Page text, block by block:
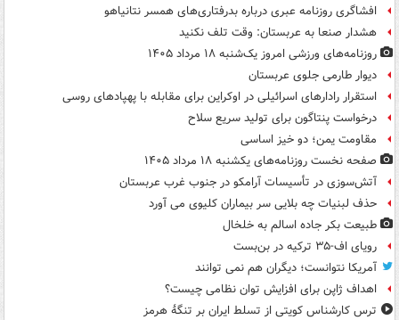
افشاگری روزنامه عبری درباره بدرفتاری‌های همسر نتانیاهو
هشدار صنعا به عربستان: وقت تلف نکنید
روزنامه‌های ورزشی امروز یک‌شنبه ۱۸ مرداد ۱۴۰۵
دیوار طارمی جلوی عربستان
استقرار رادارهای اسرائیلی در اوکراین برای مقابله با پهپادهای روسی
درخواست پنتاگون برای تولید سریع سلاح
مقاومت یمن؛ دو خیز اساسی
صفحه نخست روزنامه‌های یکشنبه ۱۸ مرداد ۱۴۰۵
آتش‌سوزی در تأسیسات آرامکو در جنوب غرب عربستان
حذف لبنیات چه بلایی سر بیماران کلیوی می آورد
طبیعت بکر جاده اسالم به خلخال
رویای اف-۳۵ ترکیه در بن‌بست
آمریکا نتوانست؛ دیگران هم نمی توانند
اهداف ژاپن برای افزایش توان نظامی چیست؟
ترس کارشناس کویتی از تسلط ایران بر تنگۀ هرمز